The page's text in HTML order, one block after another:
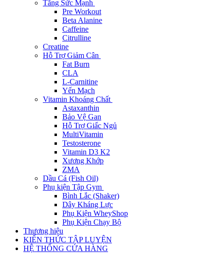
Tăng Sức Mạnh
Pre Workout
Beta Alanine
Caffeine
Citrulline
Creatine
Hỗ Trợ Giảm Cân
Fat Burn
CLA
L-Carnitine
Yến Mạch
Vitamin Khoáng Chất
Astaxanthin
Bảo Vệ Gan
Hỗ Trợ Giấc Ngủ
MultiVitamin
Testosterone
Vitamin D3 K2
Xương Khớp
ZMA
Dầu Cá (Fish Oil)
Phụ kiện Tập Gym
Bình Lắc (Shaker)
Dây Kháng Lực
Phụ Kiện WheyShop
Phụ Kiện Chạy Bộ
Thương hiệu
KIẾN THỨC TẬP LUYỆN
HỆ THỐNG CỬA HÀNG